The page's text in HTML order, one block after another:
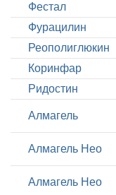
Фестал
Фурацилин
Реополиглюкин
Коринфар
Ридостин
Алмагель
Алмагель Нео
Алмагель Нео